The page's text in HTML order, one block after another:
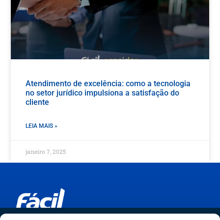
Atendimento de excelência: como a tecnologia
no setor jurídico impulsiona a satisfação do
cliente
LEIA MAIS »
janeiro 7, 2025